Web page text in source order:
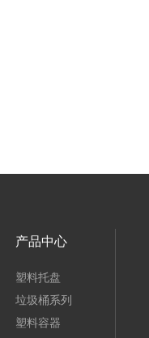
产品中心
塑料托盘
垃圾桶系列
塑料容器